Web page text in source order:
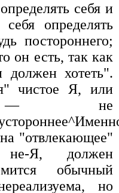
себя и
определять
постороннего;
он есть, так как
хотеть".
чистое Я, или
— не
"отвлекающее"
не-Я, должен
обычный
но